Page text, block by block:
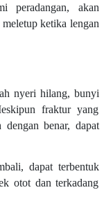
peradangan, akan
ketika lengan
nyeri hilang, bunyi
fraktur yang
benar, dapat
dapat terbentuk
otot dan terkadang